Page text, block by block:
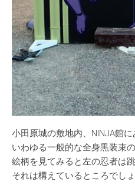
小田原城の敷地内、NINJA館に
いわゆる一般的な全身黒装束の
絵柄を見てみると左の忍者は
それは構えているところでしょ